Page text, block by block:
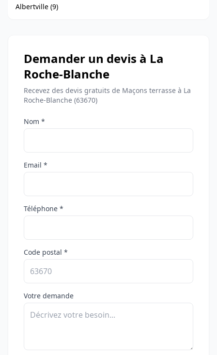
Albertville (9)
Demander un devis à La
Roche-Blanche
Recevez des devis gratuits de Maçons terrasse à La
Roche-Blanche (63670)
Nom *
Email *
Téléphone *
Code postal *
Votre demande